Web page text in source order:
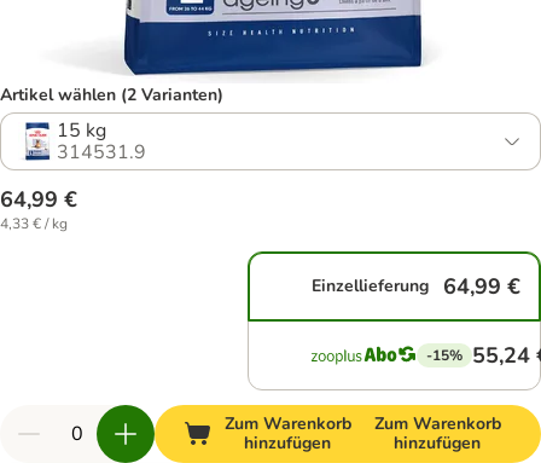
Artikel wählen (2 Varianten)
15 kg
314531.9
64,99 €
4,33 € / kg
Einzellieferung 64,99 €
-15% 55,24
Zum Warenkorb
hinzufügen
Zum Warenkorb
hinzufügen